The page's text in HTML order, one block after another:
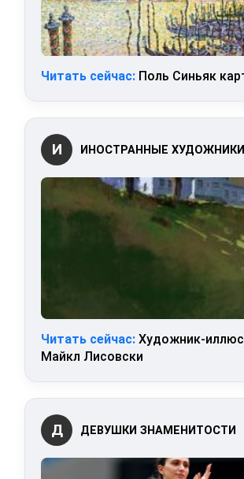
Читать сейчас: Поль Синьяк
И ИНОСТРАННЫЕ ХУДОЖНИКИ
Читать сейчас: Художник-
Майкл Лисовски
Д ДЕВУШКИ ЗНАМЕНИТОСТИ